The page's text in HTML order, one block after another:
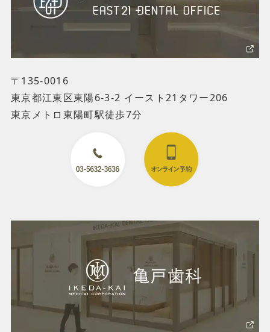
〒135-0016
東京都江東区東陽6-3-2 イースト21タワー206
東京メトロ東陽町駅徒歩7分